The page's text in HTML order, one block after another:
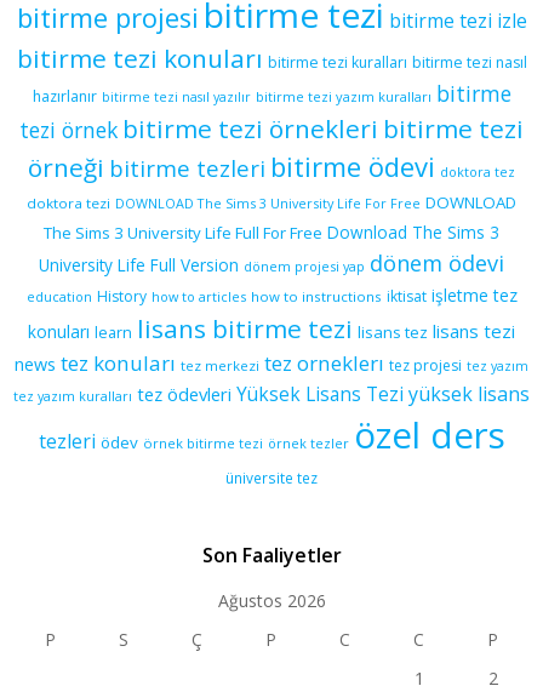
bitirme projesi bitirme tezi bitirme tezi izle
bitirme tezi konuları bitirme tezi kuralları bitirme tezi nasıl
hazırlanır bitirme tezi nasıl yazılır bitirme tezi yazım kuralları bitirme
tezi örnek bitirme tezi örnekleri bitirme tezi
örneği bitirme tezleri bitirme ödevi doktora tez
doktora tezi DOWNLOAD The Sims 3 University Life For Free DOWNLOAD
The Sims 3 University Life Full For Free Download The Sims 3
University Life Full Version dönem projesi yap dönem ödevi
education History how to articles how to instructions iktisat işletme tez
konuları learn lisans bitirme tezi lisans tez lisans tezi
news tez konuları tez merkezi tez orneklerı tez projesi tez yazım
tez yazım kuralları tez ödevleri Yüksek Lisans Tezi yüksek lisans
tezleri ödev örnek bitirme tezi örnek tezler özel ders
üniversite tez
Son Faaliyetler
Ağustos 2026
P
S Ç P C C
P
1
2